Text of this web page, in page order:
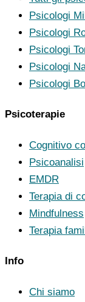
Psicologi
Psicologi
Psicologi
Psicologi
Psicologi
Psicoterapie
Cognitivo
Psicoanalisi
EMDR
Terapia di
Mindfulness
Terapia
Info
Chi siamo